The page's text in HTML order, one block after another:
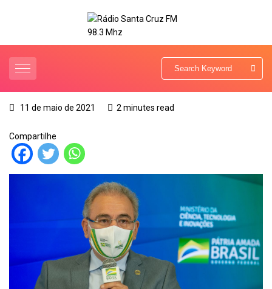
11 de maio de 2021 2 minutes read
Compartilhe